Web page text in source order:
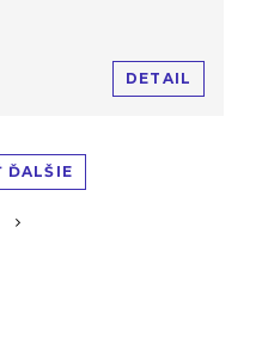
DETAIL
ĎALŠIE